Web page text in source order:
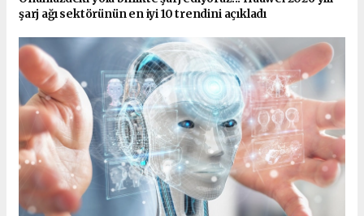
şarj ağı sektörünün en iyi 10 trendini açıkladı